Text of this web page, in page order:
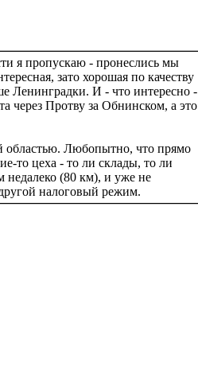
я пропускаю - пронеслись мы
зато хорошая по качеству
Ленинградки. И - что интересно -
через Протву за Обнинском, а это
областью. Любопытно, что прямо
то цеха - то ли склады, то ли
недалеко (80 км), и уже не
налоговый режим.